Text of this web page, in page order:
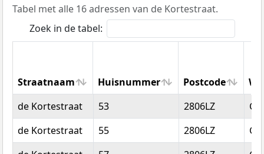
Tabel met alle 16 adressen van de Kortestraat.
Zoek in de tabel:
Straatnaam Huisnummer Postcode
Straatnaam
Huisnummer Postcode
de Kortestraat 53 2806LZ
de Kortestraat
55 2806LZ